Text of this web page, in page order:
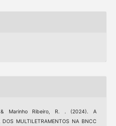
Marinho Ribeiro, R. . (2024). A
DOS MULTILETRAMENTOS NA BNCC